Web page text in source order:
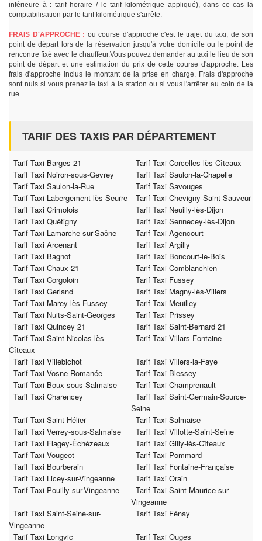
inférieure à : tarif horaire / le tarif kilométrique appliqué), dans ce cas la
comptabilisation par le tarif kilométrique s'arrête.
FRAIS D'APPROCHE : ou course d'approche c'est le trajet du taxi, de son
point de départ lors de la réservation jusqu'à votre domicile ou le point de
rencontre fixé avec le chauffeur.Vous pouvez demander au taxi le lieu de son
point de départ et une estimation du prix de cette course d'approche. Les
frais d'approche inclus le montant de la prise en charge. Frais d'approche
sont nuls si vous prenez le taxi à la station ou si vous l'arrêter au coin de la
rue.
TARIF DES TAXIS PAR DÉPARTEMENT
Tarif Taxi Barges 21
Tarif Taxi Corcelles-lès-Cîteaux
Tarif Taxi Noiron-sous-Gevrey
Tarif Taxi Saulon-la-Chapelle
Tarif Taxi Saulon-la-Rue
Tarif Taxi Savouges
Tarif Taxi Labergement-lès-Seurre
Tarif Taxi Chevigny-Saint-Sauveur
Tarif Taxi Crimolois
Tarif Taxi Neuilly-lès-Dijon
Tarif Taxi Quétigny
Tarif Taxi Sennecey-lès-Dijon
Tarif Taxi Lamarche-sur-Saône
Tarif Taxi Agencourt
Tarif Taxi Arcenant
Tarif Taxi Argilly
Tarif Taxi Bagnot
Tarif Taxi Boncourt-le-Bois
Tarif Taxi Chaux 21
Tarif Taxi Comblanchien
Tarif Taxi Corgoloin
Tarif Taxi Fussey
Tarif Taxi Gerland
Tarif Taxi Magny-lès-Villers
Tarif Taxi Marey-lès-Fussey
Tarif Taxi Meuilley
Tarif Taxi Nuits-Saint-Georges
Tarif Taxi Prissey
Tarif Taxi Quincey 21
Tarif Taxi Saint-Bernard 21
Tarif Taxi Saint-Nicolas-lès-
Cîteaux
Tarif Taxi Villars-Fontaine
Tarif Taxi Villebichot
Tarif Taxi Villers-la-Faye
Tarif Taxi Vosne-Romanée
Tarif Taxi Blessey
Tarif Taxi Boux-sous-Salmaise
Tarif Taxi Champrenault
Tarif Taxi Charencey
Tarif Taxi Saint-Germain-Source-
Seine
Tarif Taxi Saint-Hélier
Tarif Taxi Salmaise
Tarif Taxi Verrey-sous-Salmaise
Tarif Taxi Villotte-Saint-Seine
Tarif Taxi Flagey-Échézeaux
Tarif Taxi Gilly-lès-Cîteaux
Tarif Taxi Vougeot
Tarif Taxi Pommard
Tarif Taxi Bourberain
Tarif Taxi Fontaine-Française
Tarif Taxi Licey-sur-Vingeanne
Tarif Taxi Orain
Tarif Taxi Pouilly-sur-Vingeanne
Tarif Taxi Saint-Maurice-sur-
Vingeanne
Tarif Taxi Saint-Seine-sur-
Vingeanne
Tarif Taxi Fénay
Tarif Taxi Longvic
Tarif Taxi Ouges